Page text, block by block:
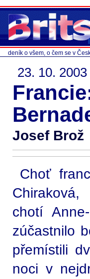
deník o všem, o čem se v
23. 10. 2003
Josef Brož
Choť
chotí
zúčastnilo
přemístili
noci v